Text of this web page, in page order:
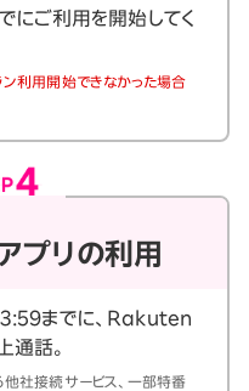
にご利用を開始してく
利用開始できなかった場合
リの利用
までに、Rakuten
通話。
他社接続サービス、一部特番